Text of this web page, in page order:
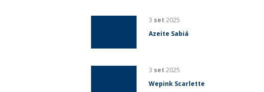
3 set 2025
Azeite Sabiá
3 set 2025
Wepink Scarlette